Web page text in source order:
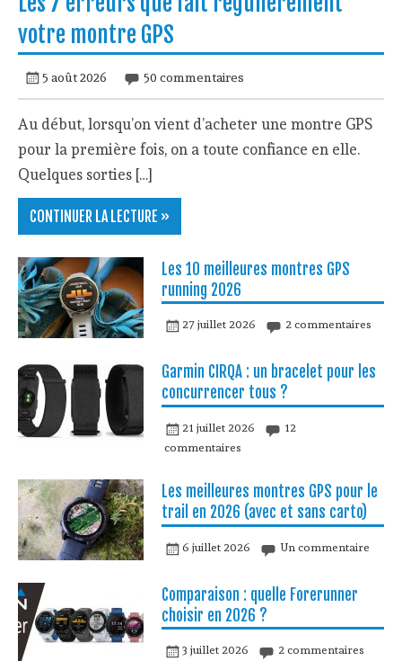
votre montre GPS
5 août 2026 50 commentaires
Au début, lorsqu’on vient d’acheter une montre GPS
pour la première fois, on a toute confiance en elle.
Quelques sorties […]
CONTINUER LA LECTURE »
Les 10 meilleures montres GPS
running 2026
27 juillet 2026 2 commentaires
Garmin CIRQA : un bracelet pour les
concurrencer tous ?
21 juillet 2026
12
commentaires
Les meilleures montres GPS pour le
trail en 2026 (avec et sans carto)
6 juillet 2026 Un commentaire
Comparaison : quelle Forerunner
choisir en 2026 ?
3 juillet 2026 2 commentaires